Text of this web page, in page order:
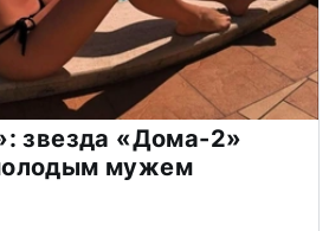
звезда «Дома-2»
мужем